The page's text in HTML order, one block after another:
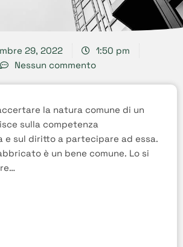
29, 2022
1:50 pm
Nessun commento
la natura comune di un
sulla competenza
e sul diritto a partecipare ad essa.
è un bene comune. Lo si